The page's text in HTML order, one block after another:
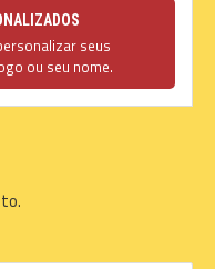
seus
ou seu nome.